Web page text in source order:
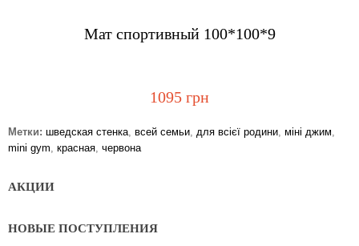
Мат спортивный 100*100*9
1095 грн
Метки: шведская стенка, всей семьи, для всієї родини, міні джим,
mini gym, красная, червона
АКЦИИ
НОВЫЕ ПОСТУПЛЕНИЯ